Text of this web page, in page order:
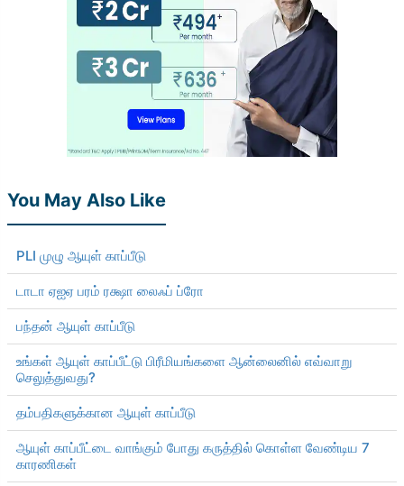
You May Also Like
PLI முழு ஆயுள் காப்பீடு
டாடா ஏஐஏ பரம் ரக்ஷா லைஃப் ப்ரோ
பந்தன் ஆயுள் காப்பீடு
உங்கள் ஆயுள் காப்பீட்டு பிரீமியங்களை ஆன்லைனில் எவ்வாறு
செலுத்துவது?
தம்பதிகளுக்கான ஆயுள் காப்பீடு
ஆயுள் காப்பீட்டை வாங்கும் போது கருத்தில் கொள்ள வேண்டிய 7
காரணிகள்